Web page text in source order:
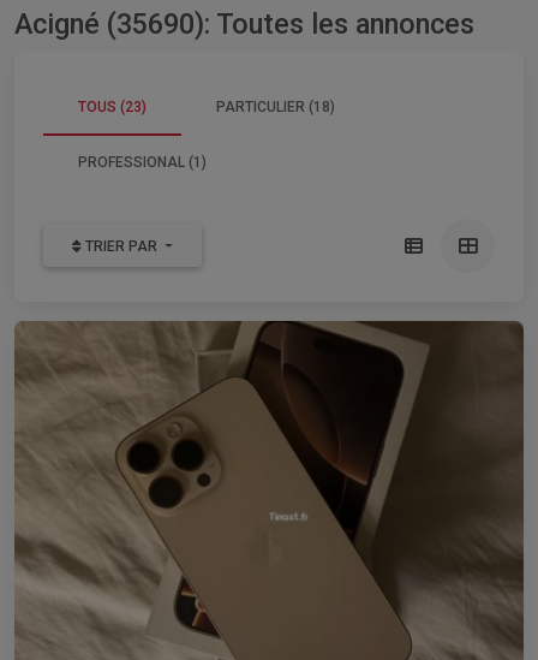
Acigné (35690): Toutes les annonces
TOUS (23) PARTICULIER (18)
PROFESSIONAL (1)
TRIER PAR